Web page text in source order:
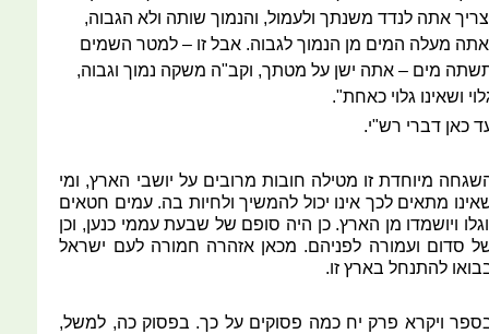
אתה לנדד משנתך ולעמול, והנמוך שותה ולא הגבוה,
מעלה המים מן הנמוך לגבוה. אבל זו – למטר השמים
מים – אתה ישן על מטתך, וקב"ה משקה נמוך וגבוה,
ושאינו גלוי כאחת".
כאן דברי רש"י.
מיוחדת זו מטילה חובות מרובים על יושבי הארץ, ומי
מתאים לכך אינו יכול להמשיך ולחיות בה. עמים חטאים
ויושמדו מן הארץ. כן היה סופם של שבעת עממי כנען, וכן
סדום ועמורה לפניהם. מכאן אזהרה חמורה לעם ישראל
להתנחל בארץ זו.
ויקרא פרק יח כמה פסוקים על כך. בפסוק כה, למשל,